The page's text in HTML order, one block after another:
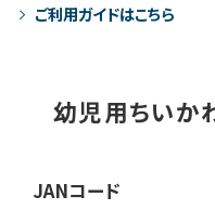
ご利用ガイドはこちら
幼児用ちいか
JANコード